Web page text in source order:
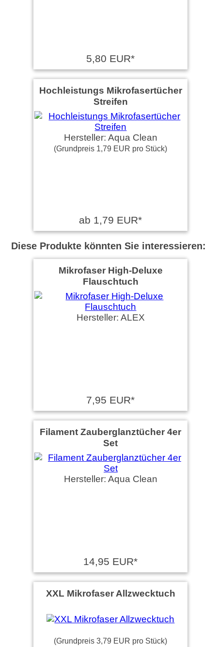
5,80 EUR*
Hochleistungs Mikrofasertücher
Streifen
Hersteller: Aqua Clean
(Grundpreis 1,79 EUR pro Stück)
ab 1,79 EUR*
Diese Produkte könnten Sie interessieren:
Mikrofaser High-Deluxe
Flauschtuch
Hersteller: ALEX
7,95 EUR*
Filament Zauberglanztücher 4er
Set
Hersteller: Aqua Clean
14,95 EUR*
XXL Mikrofaser Allzwecktuch
(Grundpreis 3,79 EUR pro Stück)